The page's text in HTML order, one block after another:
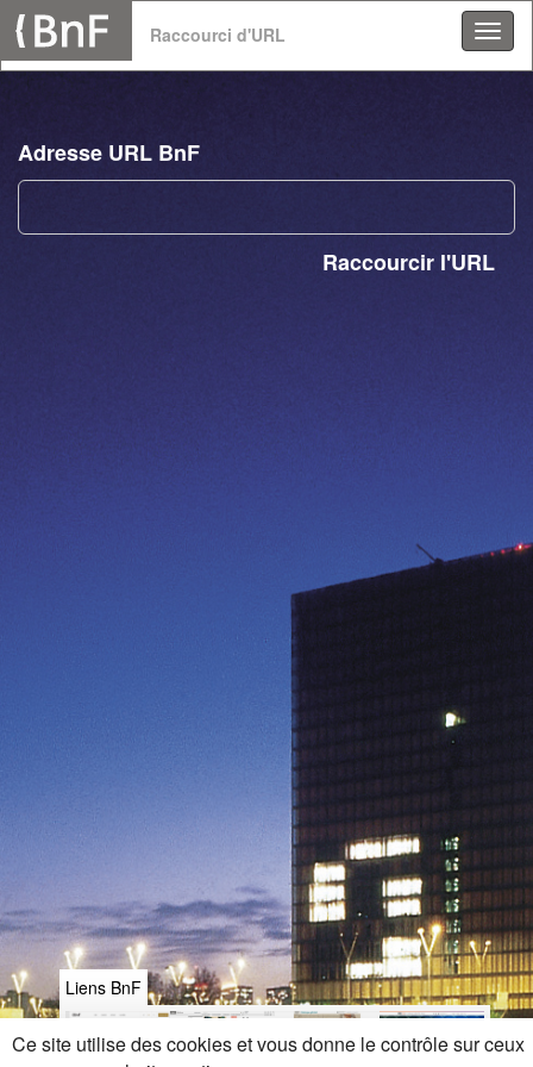
Panneau de gestion des cookies
Ce site utilise des cookies et vous donne le contrôle sur ceux
Raccourci d'URL
Adresse URL BnF
Raccourcir l'URL
Liens BnF